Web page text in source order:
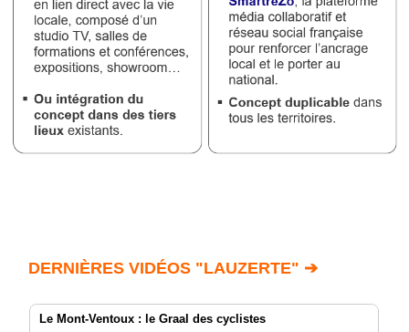
DERNIÈRES VIDÉOS "LAUZERTE" ➔
Le Mont-Ventoux : le Graal des cyclistes